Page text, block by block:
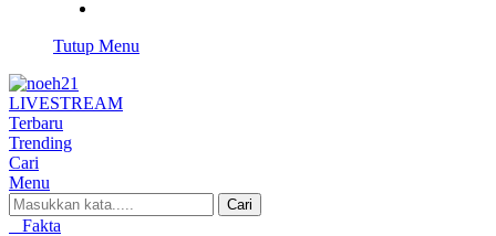
Tutup Menu
LIVESTREAM
Terbaru
Trending
Cari
Menu
Cari
Fakta